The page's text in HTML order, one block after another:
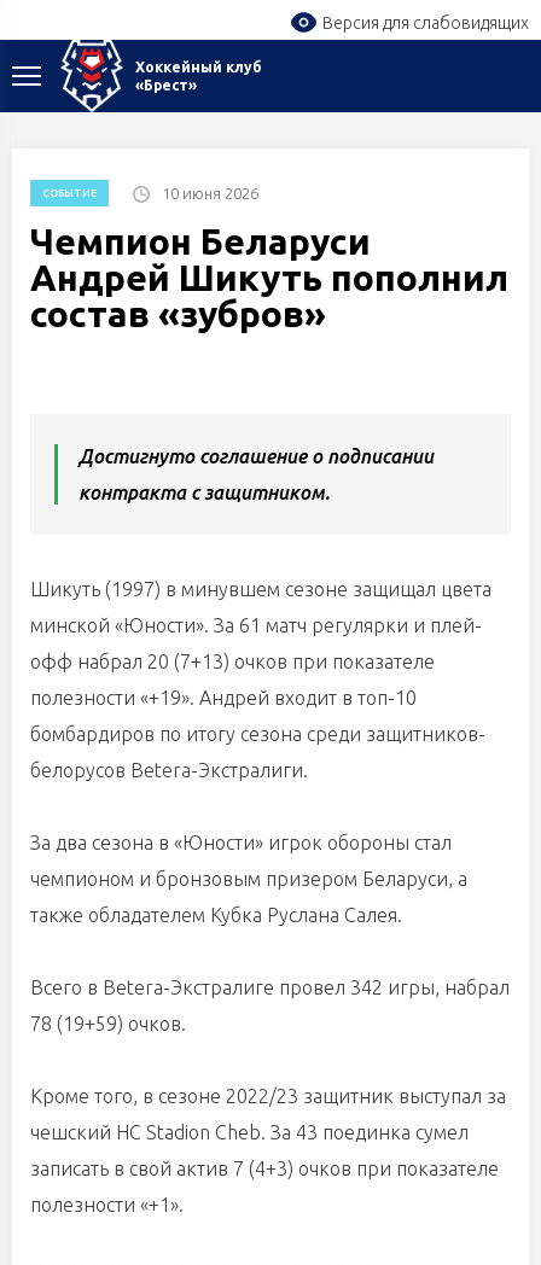
Версия для слабовидящих
Хоккейный клуб
«Брест»
СОБЫТИЕ 10 июня 2026
Чемпион Беларуси
Андрей Шикуть пополнил
состав «зубров»
Достигнуто соглашение о подписании
контракта с защитником.
Шикуть (1997) в минувшем сезоне защищал цвета
минской «Юности». За 61 матч регулярки и плей-
офф набрал 20 (7+13) очков при показателе
полезности «+19». Андрей входит в топ-10
бомбардиров по итогу сезона среди защитников-
белорусов Betera-Экстралиги.
За два сезона в «Юности» игрок обороны стал
чемпионом и бронзовым призером Беларуси, а
также обладателем Кубка Руслана Салея.
Всего в Betera-Экстралиге провел 342 игры, набрал
78 (19+59) очков.
Кроме того, в сезоне 2022/23 защитник выступал за
чешский HC Stadion Cheb. За 43 поединка сумел
записать в свой актив 7 (4+3) очков при показателе
полезности «+1».